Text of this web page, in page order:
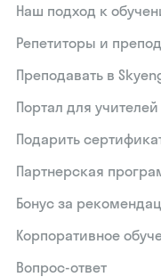
Наш подход к
Репетиторы и
Преподавать в
Портал для учителей
Подарить
Партнерская
Бонус за
Корпоративное
Вопрос-ответ